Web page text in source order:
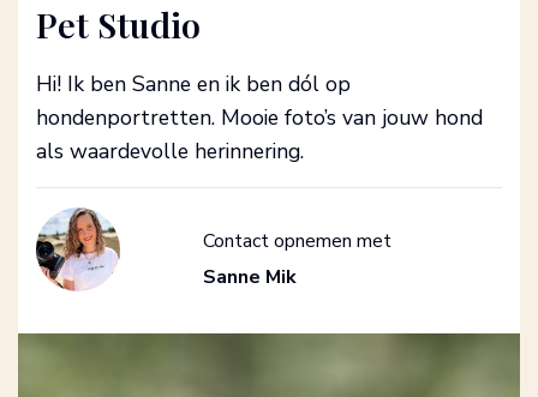
Pet Studio
Hi! Ik ben Sanne en ik ben dól op
hondenportretten. Mooie foto’s van jouw hond
als waardevolle herinnering.
Contact opnemen met
Sanne Mik